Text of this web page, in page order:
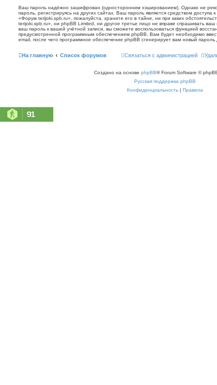
Ваш пароль надёжно зашифрован (односторонним хэшированием). Однако не
пароль, регистрируясь на других сайтах. Ваш пароль является средством
«Форум terijoki.spb.ru», пожалуйста, храните его в тайне, ни при каких
terijoki.spb.ru», ни phpBB Limited, ни другое третье лицо не вправе спрашивать
ваш пароль к вашей учётной записи, вы сможете воспользоваться функцией
предусмотренной программным обеспечением phpBB. Вам будет необходимо
email, после чего программное обеспечение phpBB сгенерирует вам новый
На главную Список форумов Связаться с администрацией
Создано на основе phpBB® Forum Software ©
Русская поддержка phpBB
Конфиденциальность | Правила
91